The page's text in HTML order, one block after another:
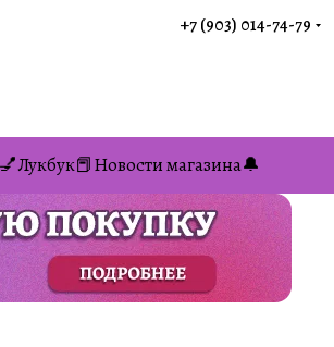
+7 (903) 014-74-79‬
Лукбук📕Новости магазина🔔